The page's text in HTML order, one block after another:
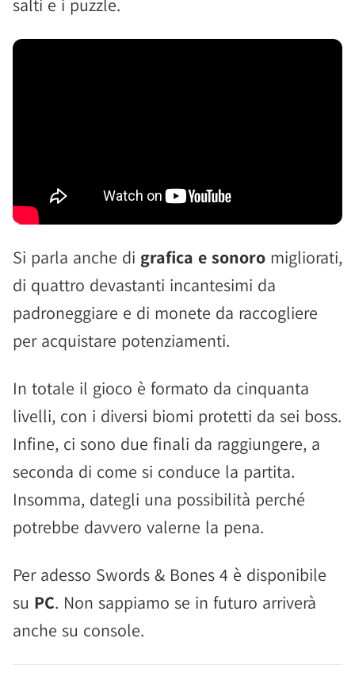
salti e i puzzle.
Si parla anche di grafica e sonoro migliorati,
di quattro devastanti incantesimi da
padroneggiare e di monete da raccogliere
per acquistare potenziamenti.
In totale il gioco è formato da cinquanta
livelli, con i diversi biomi protetti da sei boss.
Infine, ci sono due finali da raggiungere, a
seconda di come si conduce la partita.
Insomma, dategli una possibilità perché
potrebbe davvero valerne la pena.
Per adesso Swords & Bones 4 è disponibile
su PC. Non sappiamo se in futuro arriverà
anche su console.